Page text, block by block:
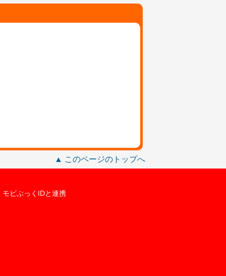
▲ このページのトップへ
モビぶっくIDと連携